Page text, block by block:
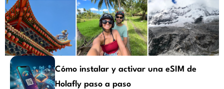
Cómo instalar y activar una eSIM de
Holafly paso a paso